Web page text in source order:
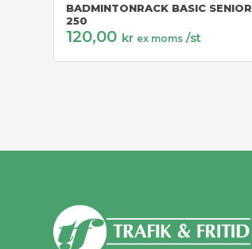
BADMINTONRACK BASIC SENIOR
250
120,00 kr ex moms /st